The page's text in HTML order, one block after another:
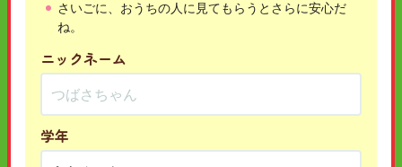
さいごに、おうちの人に見てもらうとさらに安心だ
ね。
ニックネーム
学年